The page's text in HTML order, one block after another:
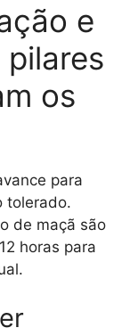
e
os
para
tolerado.
de maçã são
horas para